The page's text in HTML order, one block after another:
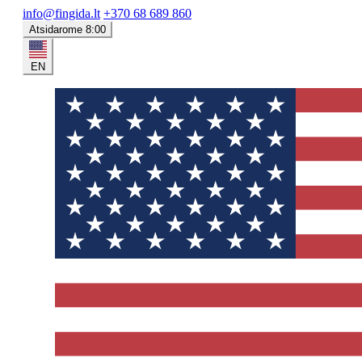
info@fingida.lt +370 68 689 860
Atsidarome 8:00
EN